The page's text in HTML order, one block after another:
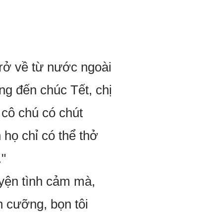
về từ nước ngoài
đến chúc Tết, chị
chú có chút
chỉ có thể thở
tình cảm mà,
cưỡng, bọn tôi